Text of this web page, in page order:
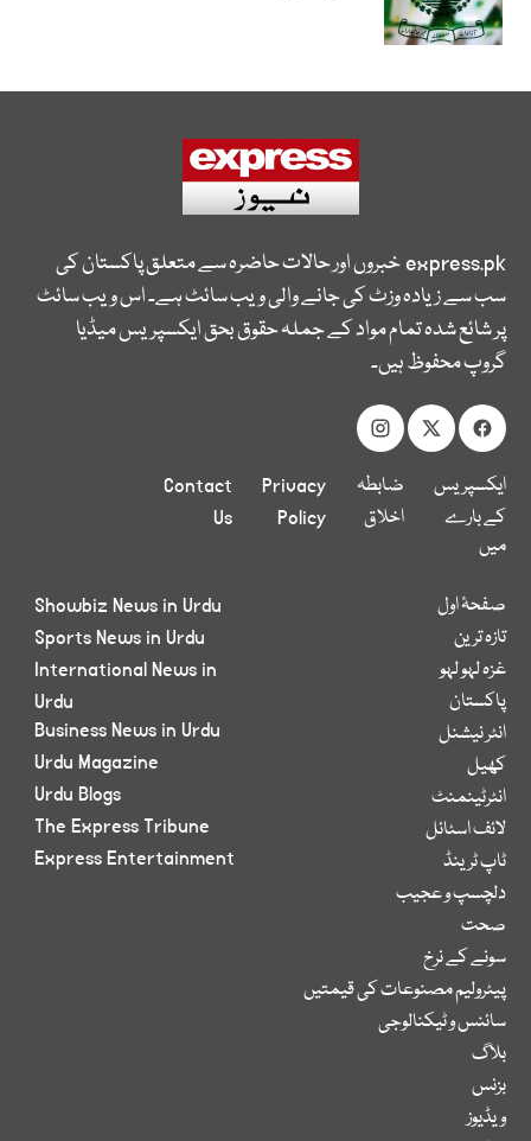
express.pkخبروں اور حالات حاضرہ سے متعلق پاکستان کی
سب سے زیادہ وزٹ کی جانے والی ویب سائٹ ہے۔ اس ویب سائٹ
پر شائع شدہ تمام مواد کے جملہ حقوق بحق ایکسپریس میڈیا
گروپ محفوظ ہیں۔
ایکسپریس
کے بارے
میں
ضابطہ
اخلاق
Privacy
Policy
Contact
Us
صفحۂ اول
تازہ ترین
غزہ لہو لہو
پاکستان
انٹر نیشنل
کھیل
انٹرٹینمنٹ
لائف اسٹائل
ٹاپ ٹرینڈ
دلچسپ و عجیب
صحت
سونے کے نرخ
پیٹرولیم مصنوعات کی قیمتیں
سائنس و ٹیکنالوجی
بلاگ
بزنس
ویڈیوز
Showbiz News in Urdu
Sports News in Urdu
International News in
Urdu
Business News in Urdu
Urdu Magazine
Urdu Blogs
The Express Tribune
Express Entertainment